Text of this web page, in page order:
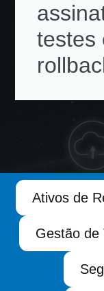
testes
Ativos de
Gestão de